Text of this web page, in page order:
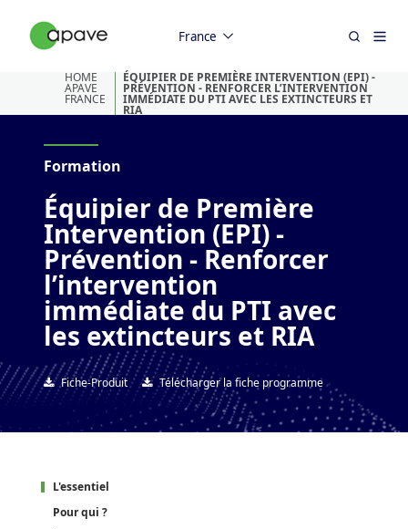
France
HOME
APAVE
FRANCE
ÉQUIPIER DE PREMIÈRE INTERVENTION (EPI) -
PRÉVENTION - RENFORCER L’INTERVENTION
IMMÉDIATE DU PTI AVEC LES EXTINCTEURS ET
RIA
Formation
Équipier de Première
Intervention (EPI) -
Prévention - Renforcer
l’intervention
immédiate du PTI avec
les extincteurs et RIA
Fiche-Produit Télécharger la fiche programme
L'essentiel
Pour qui ?